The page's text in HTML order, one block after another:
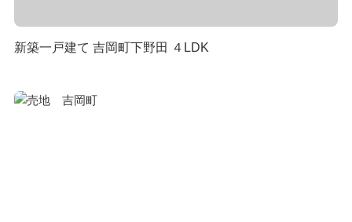
新築一戸建て 吉岡町下野田 ４LDK